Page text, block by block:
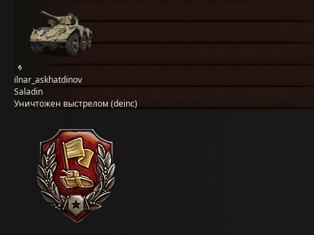
ilnar_askhatdinov
Saladin
Уничтожен выстрелом (deinc)